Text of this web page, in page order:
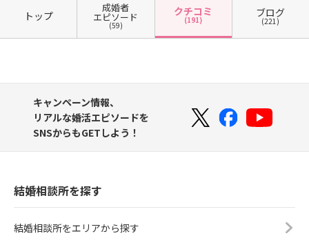
トップ
成婚者
エピソード
(59)
クチコミ
(191)
ブログ
(221)
キャンペーン情報、
リアルな婚活エピソードを
SNSからもGETしよう！
結婚相談所を探す
結婚相談所をエリアから探す